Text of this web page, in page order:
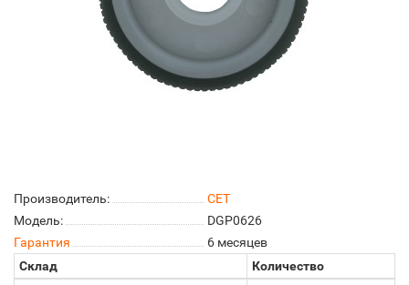
Производитель:
CET
Модель:
DGP0626
Гарантия
6 месяцев
Склад
Количество